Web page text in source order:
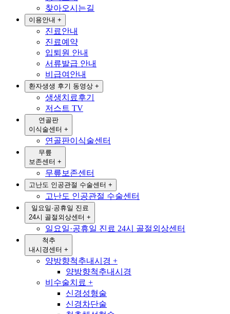
찾아오시는길
이용안내 +
진료안내
진료예약
입퇴원 안내
서류발급 안내
비급여안내
환자생생 후기 동영상 +
생생치료후기
저스트 TV
연골판
이식술센터 +
연골판이식술센터
무릎
보존센터 +
무릎보존센터
고난도 인공관절 수술센터 +
고난도 인공관절 수술센터
일요일·공휴일 진료
24시 골절외상센터 +
일요일·공휴일 진료 24시 골절외상센터
척추
내시경센터 +
양방향척추내시경 +
양방향척추내시경
비수술치료 +
신경성형술
신경차단술